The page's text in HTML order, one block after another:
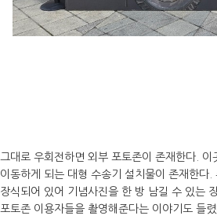
그대로 우회전하면 외부 포토존이 존재한다.
이동하게 되는 대형 수송기 설치물이 존재한다
장식되어 있어 기념사진을 한 방 남길 수 있는
포토존 이용자들을 촬영해준다는 이야기도 들렸